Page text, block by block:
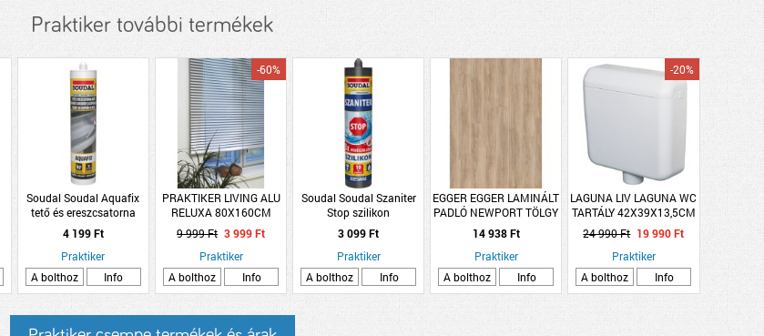
Praktiker további termékek
Soudal Soudal Aquafix
tető és ereszcsatorna
javító tömítőanyag
átlátszó 280ml
4 199 Ft
Praktiker
A bolthoz
Info
PRAKTIKER LIVING ALU
RELUXA 80X160CM
FEHÉR 25 MM
-60%
9 999 Ft 3 999 Ft
Praktiker
A bolthoz
Info
Soudal Soudal Szaniter
Stop szilikon
transzparens 280ml
3 099 Ft
Praktiker
A bolthoz
Info
EGGER EGGER LAMINÁLT
PADLÓ NEWPORT TÖLGY
VILÁGOSBARNA
1292X193X7MM
2,49M2/CSOMAG K31 4V
EL2162
14 938 Ft
Praktiker
A bolthoz
Info
LAGUNA LIV LAGUNA WC
TARTÁLY 42X39X13,5CM
-20%
24 990 Ft 19 990 Ft
Praktiker
A bolthoz
Info